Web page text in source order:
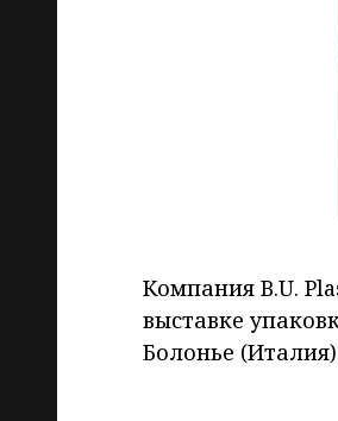
Компания B.U.
выставке
Болонье